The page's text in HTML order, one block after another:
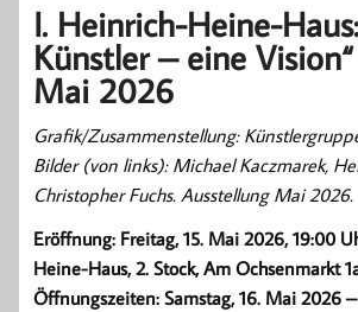
I. Heinrich-Heine-
Künstler – eine
Mai 2026
Grafik/Zusammenstellung:
Bilder (von links): Michael Kaczmarek,
Christopher Fuchs. Ausstellung Mai 2026.
Eröffnung: Freitag, 15. Mai 2026, 19:00
Heine-Haus, 2. Stock, Am Ochsenmarkt
Öffnungszeiten: Samstag, 16. Mai 2026